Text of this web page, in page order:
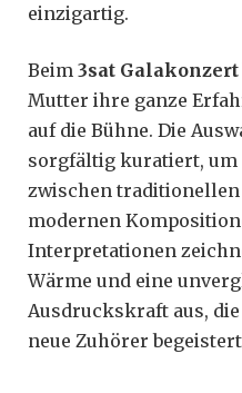
einzigartig.
Beim 3sat Galakonzert
Mutter ihre ganze
auf die Bühne. Die
sorgfältig kuratiert, um
zwischen
modernen
Interpretationen
Wärme und eine
Ausdruckskraft aus,
neue Zuhörer